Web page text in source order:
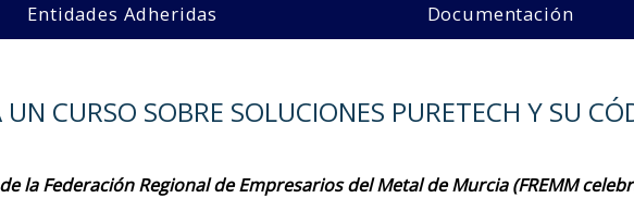
Entidades Adheridas Documentación
CURSO SOBRE SOLUCIONES PURETECH Y SU
la Federación Regional de Empresarios del Metal de Murcia (FREMM